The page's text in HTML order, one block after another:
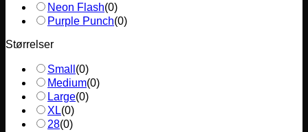
Neon Flash(0)
Purple Punch(0)
Størrelser
Small (0)
Medium(0)
Large(0)
XL(0)
28(0)